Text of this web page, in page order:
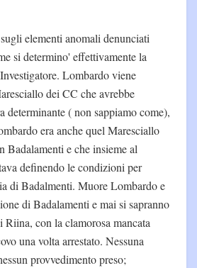
elementi anomali denunciati
si determino' effettivamente la
Lombardo viene
dei CC che avrebbe
determinante ( non sappiamo come),
era anche quel Maresciallo
Badalamenti e che insieme al
definendo le condizioni per
di Badalmenti. Muore Lombardo e
di Badalamenti e mai si sapranno
Riina, con la clamorosa mancata
una volta arrestato. Nessuna
provvedimento preso;